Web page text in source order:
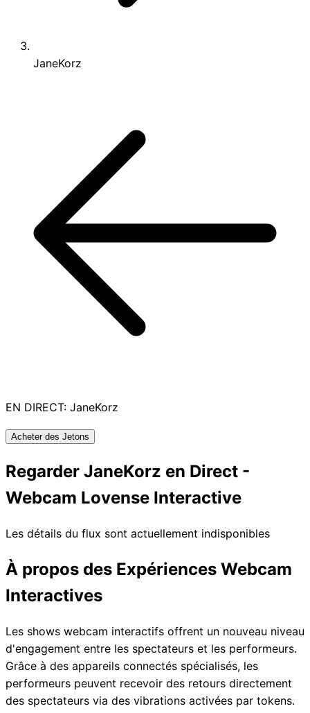
JaneKorz
EN DIRECT: JaneKorz
Acheter des Jetons
Regarder JaneKorz en Direct -
Webcam Lovense Interactive
Les détails du flux sont actuellement indisponibles
À propos des Expériences Webcam
Interactives
Les shows webcam interactifs offrent un nouveau niveau
d'engagement entre les spectateurs et les performeurs.
Grâce à des appareils connectés spécialisés, les
performeurs peuvent recevoir des retours directement
des spectateurs via des vibrations activées par tokens.